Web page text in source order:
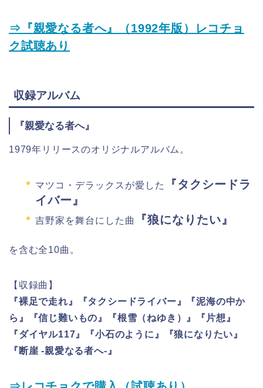
⇒『親愛なる者へ』（1992年版）レコチョ
ク試聴あり
収録アルバム
『親愛なる者へ』
1979年リリースのオリジナルアルバム。
マツコ・デラックスが愛した
『タクシードラ
イバー』
吉野家を舞台にした曲 『狼になりたい』
を含む全10曲。
【収録曲】
『裸足で走れ』『タクシードライバー』『泥海の中か
ら』『信じ難いもの』『根雪（ねゆき）』『片想』
『ダイヤル117』『小石のように』『狼になりたい』
『断崖 -親愛なる者へ-』